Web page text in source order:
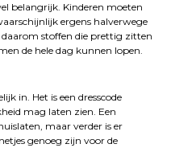
belangrijk. Kinderen moeten
ergens halverwege
daarom stoffen die prettig zitten
de hele dag kunnen lopen.
in. Het is een dresscode
mag laten zien. Een
maar verder is er
genoeg zijn voor de